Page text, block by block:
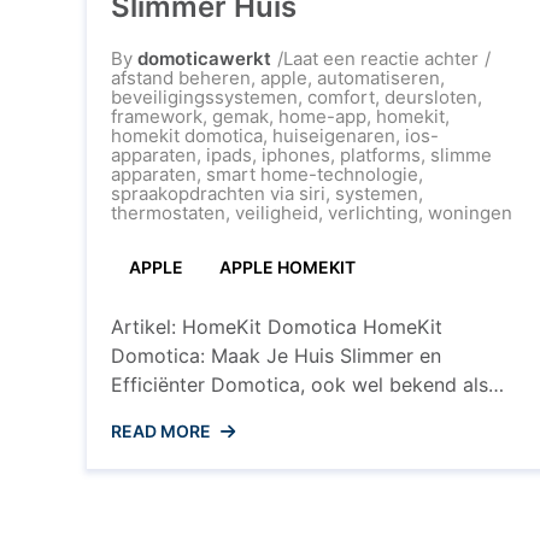
By domoticawerkt Laat een reactie achterop
de
HomeKit
een
Slimmer
afstand beheren, apple, automatiseren,
beveiligingssystemen, comfort, deursloten,
framework, gemak, home-app, homekit,
homekit domotica, huiseigenaren, ios-
apparaten, ipads, iphones, platforms, slimme
apparaten, smart home-technologie,
spraakopdrachten via siri, systemen,
thermostaten, veiligheid, verlichting, woningen
APPLE APPLE HOMEKIT
Artikel: HomeKit Domotica HomeKit
Domotica: Maak Je Huis Slimmer en
Efficiënter Domotica, ook wel bekend als
populairder in huizen over de hele wereld.
Met de opkomst van slimme apparaten en
READ MORE